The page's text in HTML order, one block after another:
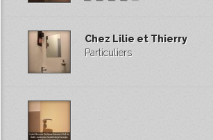
Chez Lilie et Thierry
Particuliers